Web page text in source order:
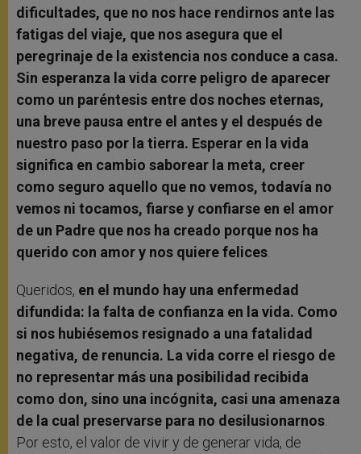
dificultades, que no nos hace rendirnos ante las
fatigas del viaje, que nos asegura que el
peregrinaje de la existencia nos conduce a casa.
Sin esperanza la vida corre peligro de aparecer
como un paréntesis entre dos noches eternas,
una breve pausa entre el antes y el después de
nuestro paso por la tierra. Esperar en la vida
significa en cambio saborear la meta, creer
como seguro aquello que no vemos, todavía no
vemos ni tocamos, fiarse y confiarse en el amor
de un Padre que nos ha creado porque nos ha
querido con amor y nos quiere felices
Queridos, en el mundo hay una enfermedad
difundida: la falta de confianza en la vida. Como
si nos hubiésemos resignado a una fatalidad
negativa, de renuncia. La vida corre el riesgo de
no representar más una posibilidad recibida
como don, sino una incógnita, casi una amenaza
de la cual preservarse para no desilusionarnos
Por esto, el valor de vivir y de generar vida, de